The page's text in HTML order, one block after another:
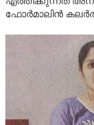
ഫോർമാലിൻ